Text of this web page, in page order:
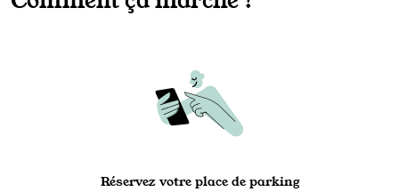
Réservez votre place de parking